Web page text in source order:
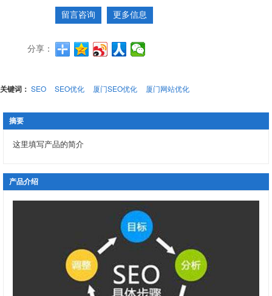
留言咨询 更多信息
分享：
关键词： SEO SEO优化 厦门SEO优化 厦门网站优化
摘要
这里填写产品的简介
产品介绍